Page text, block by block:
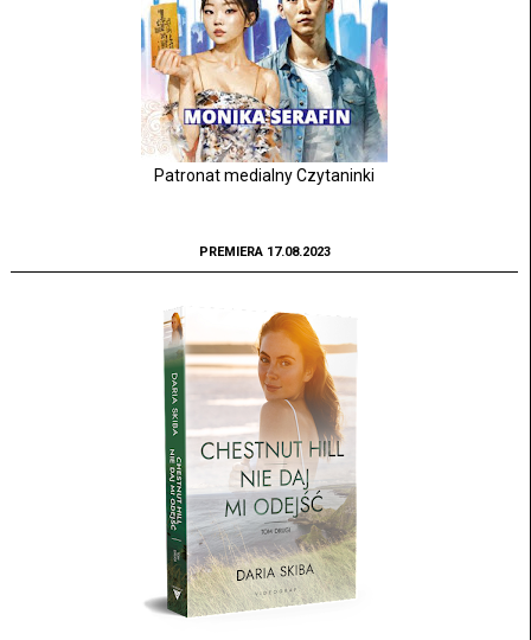
Patronat medialny Czytaninki
PREMIERA 17.08.2023